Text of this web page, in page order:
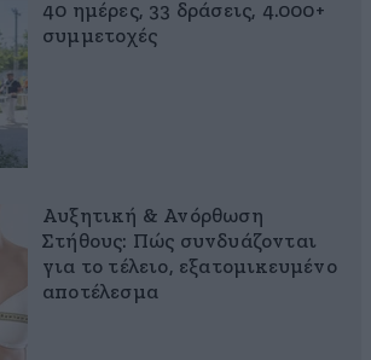
40 ημέρες, 33 δράσεις, 4.000+
συμμετοχές
Αυξητική & Ανόρθωση
Στήθους: Πώς συνδυάζονται
για το τέλειο, εξατομικευμένο
αποτέλεσμα